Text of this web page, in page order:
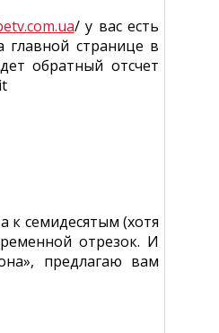
/ у вас есть
странице в
обратный отсчет
к семидесятым (хотя
отрезок. И
предлагаю вам